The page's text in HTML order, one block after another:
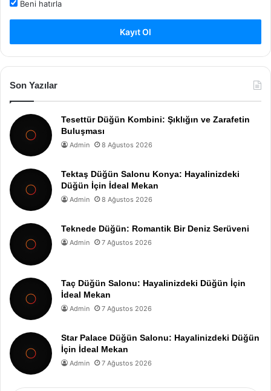
Beni hatırla
Kayıt Ol
Son Yazılar
Tesettür Düğün Kombini: Şıklığın ve Zarafetin
Buluşması
Admin 8 Ağustos 2026
Tektaş Düğün Salonu Konya: Hayalinizdeki
Düğün İçin İdeal Mekan
Admin 8 Ağustos 2026
Teknede Düğün: Romantik Bir Deniz Serüveni
Admin 7 Ağustos 2026
Taç Düğün Salonu: Hayalinizdeki Düğün İçin
İdeal Mekan
Admin 7 Ağustos 2026
Star Palace Düğün Salonu: Hayalinizdeki Düğün
İçin İdeal Mekan
Admin 7 Ağustos 2026